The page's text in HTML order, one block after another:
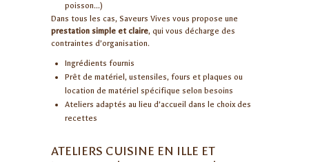
poisson…)
Dans tous les cas, Saveurs Vives vous propose une
prestation simple et claire, qui vous décharge des
contraintes d’organisation.
Ingrédients fournis
Prêt de matériel, ustensiles, fours et plaques ou
location de matériel spécifique selon besoins
Ateliers adaptés au lieu d’accueil dans le choix des
recettes
ATELIERS CUISINE EN ILLE ET